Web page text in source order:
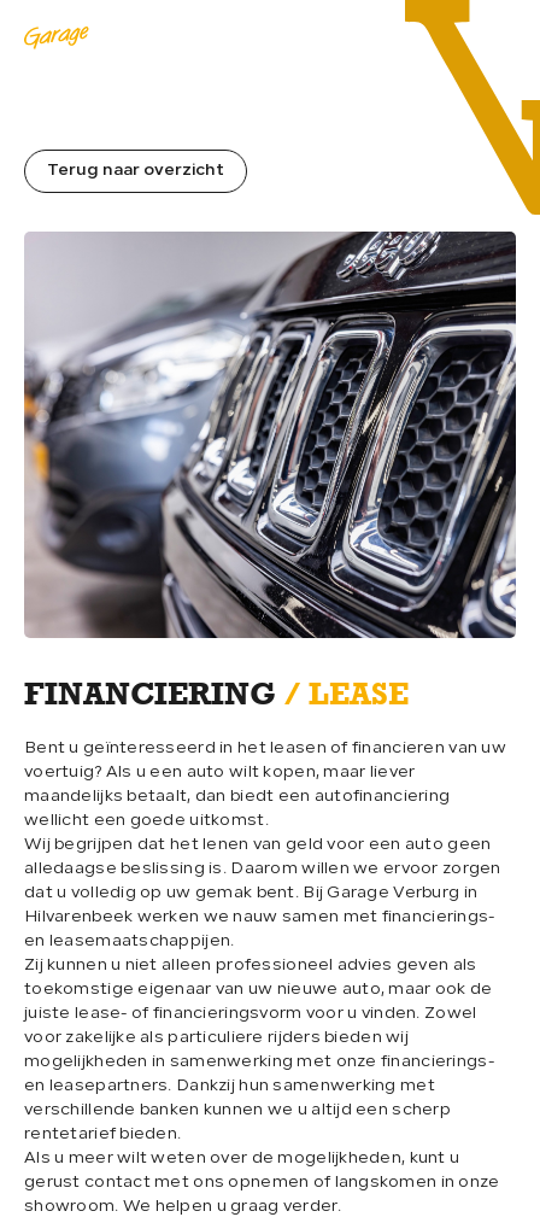
MENU
CONTACT
013-5053085
info@garageverburg.nl
ADRES
Slibbroek 20
5081NS
Hilvarenbeek
02.AANBOD
03.DIENSTEN
04. WERKPLAATS
OVER ONS
06.VERKOCHT
07.CONTACT
Terug naar overzicht
FINANCIERING / LEASE
Bent u geïnteresseerd in het leasen of financieren van uw
voertuig? Als u een auto wilt kopen, maar liever
maandelijks betaalt, dan biedt een autofinanciering
wellicht een goede uitkomst.
Wij begrijpen dat het lenen van geld voor een auto geen
alledaagse beslissing is. Daarom willen we ervoor zorgen
dat u volledig op uw gemak bent. Bij Garage Verburg in
Hilvarenbeek werken we nauw samen met financierings-
en leasemaatschappijen.
Zij kunnen u niet alleen professioneel advies geven als
toekomstige eigenaar van uw nieuwe auto, maar ook de
juiste lease- of financieringsvorm voor u vinden. Zowel
voor zakelijke als particuliere rijders bieden wij
mogelijkheden in samenwerking met onze financierings-
en leasepartners. Dankzij hun samenwerking met
verschillende banken kunnen we u altijd een scherp
rentetarief bieden.
Als u meer wilt weten over de mogelijkheden, kunt u
gerust contact met ons opnemen of langskomen in onze
showroom. We helpen u graag verder.